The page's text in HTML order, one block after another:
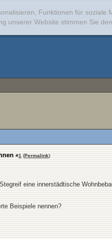
Funktionen für
unserer Website stimmen Sie
#1 (Permalink)
eine innerstädtische
Beispiele nennen?